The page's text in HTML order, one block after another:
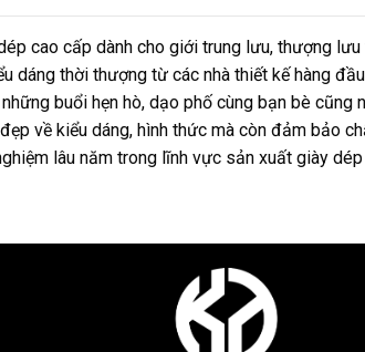
cao cấp dành cho giới trung lưu, thượng
dáng thời thượng từ các nhà thiết kế hàng
buổi hẹn hò, dạo phố cùng bạn bè
về kiểu dáng, hình thức mà còn đảm bảo
lâu năm trong lĩnh vực sản xuất giày